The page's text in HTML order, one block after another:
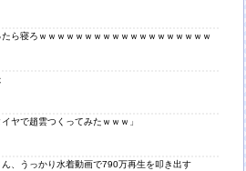
ら寝ろｗｗｗｗｗｗｗｗｗｗｗｗｗｗｗｗｗｗｗ
イヤで趙雲つくってみたｗｗｗ」
ん、うっかり水着動画で790万再生を叩き出す